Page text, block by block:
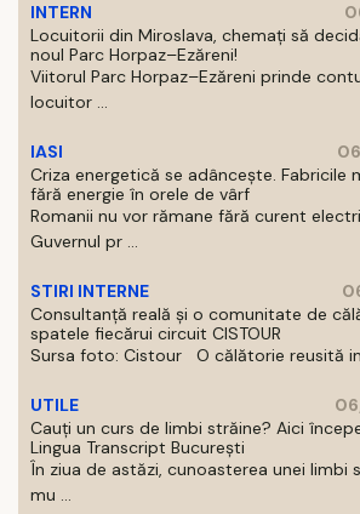
INTERN
Locuitorii din Miroslava, chemați să
noul Parc Horpaz–Ezăreni!
Viitorul Parc Horpaz–Ezăreni prinde
locuitor ...
IASI
Criza energetică se adâncește. Fabricile
fără energie în orele de vârf
Romanii nu vor rămane fără curent
Guvernul pr ...
STIRI INTERNE
Consultanță reală și o comunitate de
spatele fiecărui circuit CISTOUR
Sursa foto: Cistour O călătorie reusită
UTILE
Cauți un curs de limbi străine? Aici
Lingua Transcript București
În ziua de astăzi, cunoasterea unei limbi
mu ...